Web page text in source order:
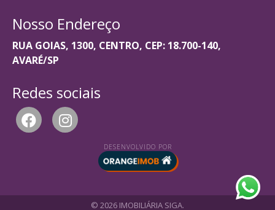
Nosso Endereço
RUA GOIAS, 1300, CENTRO, CEP: 18.700-140,
AVARÉ/SP
Redes sociais
DESENVOLVIDO POR
© 2026 IMOBILIÁRIA SIGA.